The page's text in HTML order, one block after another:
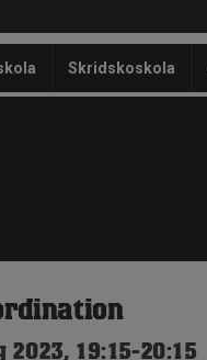
Skridskoskola
2023, 19:15-20:15